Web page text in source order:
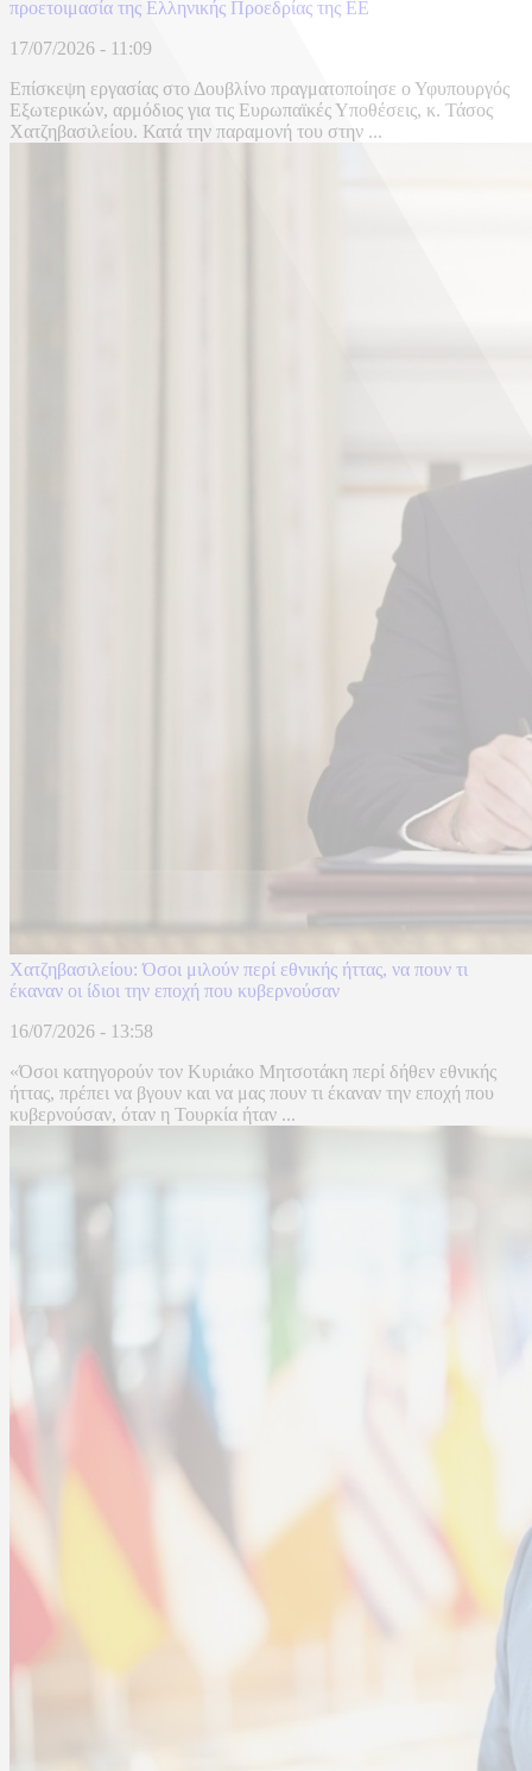
προετοιμασία της Ελληνικής Προεδρίας της ΕΕ
17/07/2026 - 11:09
Επίσκεψη εργασίας στο Δουβλίνο πραγματοποίησε ο Υφυπουργός
Εξωτερικών, αρμόδιος για τις Ευρωπαϊκές Υποθέσεις, κ. Τάσος
Χατζηβασιλείου. Κατά την παραμονή του στην ...
Χατζηβασιλείου: Όσοι μιλούν περί εθνικής ήττας, να πουν τι
έκαναν οι ίδιοι την εποχή που κυβερνούσαν
16/07/2026 - 13:58
«Όσοι κατηγορούν τον Κυριάκο Μητσοτάκη περί δήθεν εθνικής
ήττας, πρέπει να βγουν και να μας πουν τι έκαναν την εποχή που
κυβερνούσαν, όταν η Τουρκία ήταν ...